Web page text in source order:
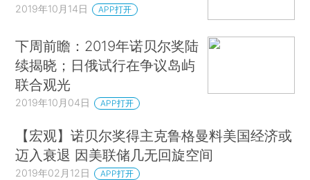
2019年10月14日 APP打开
下周前瞻：2019年诺贝尔奖陆
续揭晓；日俄试行在争议岛屿
联合观光
2019年10月04日 APP打开
【宏观】诺贝尔奖得主克鲁格曼料美国经济或
迈入衰退 因美联储几无回旋空间
2019年02月12日 APP打开